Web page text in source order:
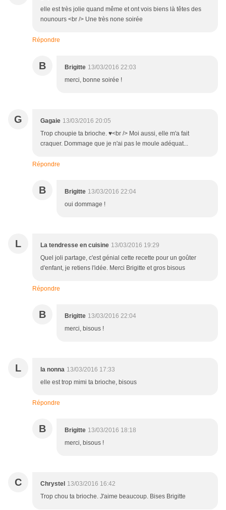
elle est très jolie quand même et ont vois biens là têtes des
nounours <br /> Une très none soirée
Répondre
B Brigitte 13/03/2016 22:03
merci, bonne soirée !
G Gagaie 13/03/2016 20:05
Trop choupie ta brioche. ♥<br /> Moi aussi, elle m'a fait
craquer. Dommage que je n'ai pas le moule adéquat...
Répondre
B Brigitte 13/03/2016 22:04
oui dommage !
L La tendresse en cuisine 13/03/2016 19:29
Quel joli partage, c'est génial cette recette pour un goûter
d'enfant, je retiens l'idée. Merci Brigitte et gros bisous
Répondre
B Brigitte 13/03/2016 22:04
merci, bisous !
L la nonna 13/03/2016 17:33
elle est trop mimi ta brioche, bisous
Répondre
B Brigitte 13/03/2016 18:18
merci, bisous !
C Chrystel 13/03/2016 16:42
Trop chou ta brioche. J'aime beaucoup. Bises Brigitte